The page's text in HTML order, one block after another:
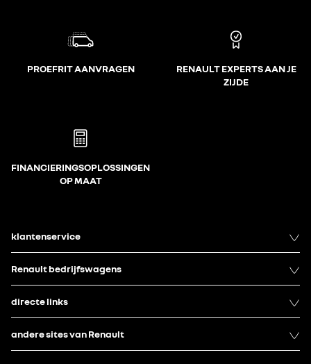
PROEFRIT AANVRAGEN
RENAULT EXPERTS AAN JE
ZIJDE
FINANCIERINGSOPLOSSINGEN
OP MAAT
klantenservice
Renault bedrijfswagens
directe links
andere sites van Renault